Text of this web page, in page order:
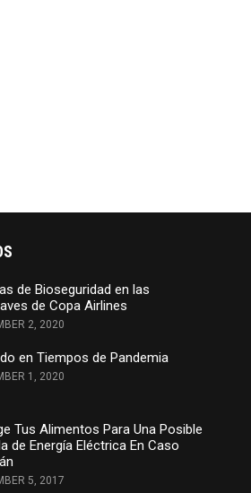
de Bioseguridad en las
de Copa Airlines
2, 2020
en Tiempos de Pandemia
1, 2020
Tus Alimentos Para Una Posible
de Energía Eléctrica En Caso
5, 2017